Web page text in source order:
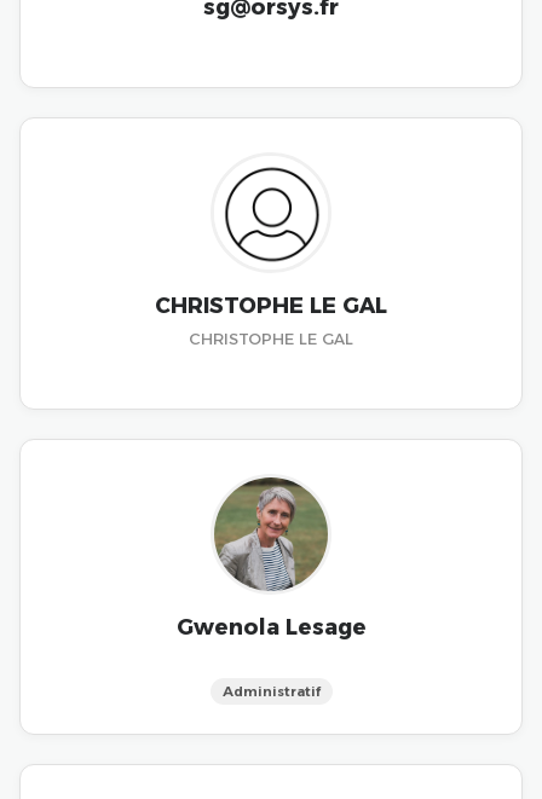
sg@orsys.fr
CHRISTOPHE LE GAL
CHRISTOPHE LE GAL
Gwenola Lesage
Administratif